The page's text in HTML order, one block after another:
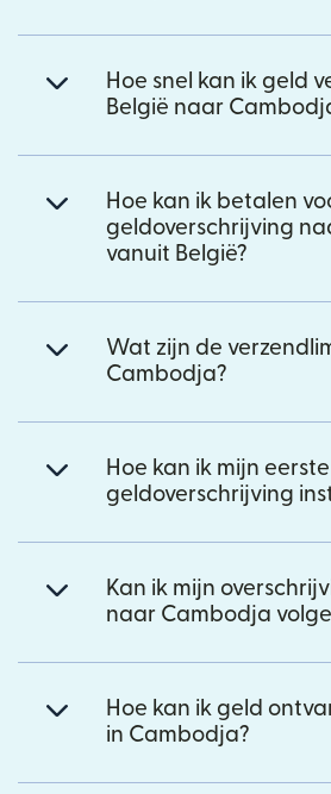
Hoe snel kan ik geld
België naar
Hoe kan ik betalen
geldoverschrijving
vanuit België?
Wat zijn de
Cambodja?
Hoe kan ik mijn eerste
geldoverschrijving
Kan ik mijn
naar Cambodja
Hoe kan ik geld
in Cambodja?